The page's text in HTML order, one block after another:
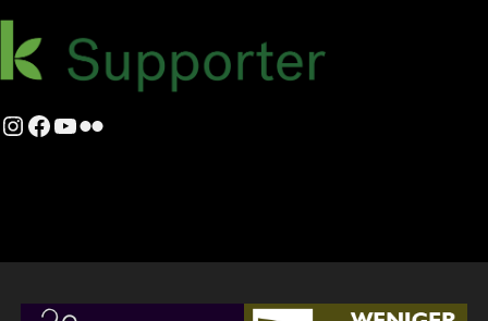
Instagram
Facebook
YouTube
Flickr